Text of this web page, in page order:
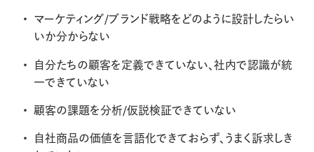
マーケティング/ブランド戦略をどのように設計したらい
いか分からない
自分たちの顧客を定義できていない、社内で認識が統
一できていない
顧客の課題を分析/仮説検証できていない
自社商品の価値を言語化できておらず、うまく訴求しき